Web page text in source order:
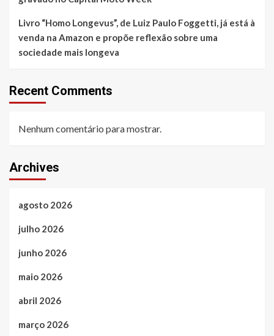
Livro “Homo Longevus”, de Luiz Paulo Foggetti, já está à
venda na Amazon e propõe reflexão sobre uma
sociedade mais longeva
Recent Comments
Nenhum comentário para mostrar.
Archives
agosto 2026
julho 2026
junho 2026
maio 2026
abril 2026
março 2026